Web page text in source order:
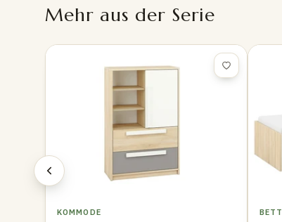
Mehr aus der Serie
KOMMODE BETT